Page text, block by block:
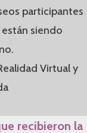
participantes
siendo
Virtual y
recibieron la